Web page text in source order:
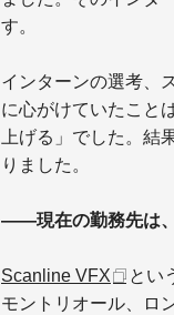
す。
インターンの選考、
に心がけていたこと
上げる」でした。
りました。
――現在の勤務先は、
Scanline VFX
とい
モントリオール、ロ